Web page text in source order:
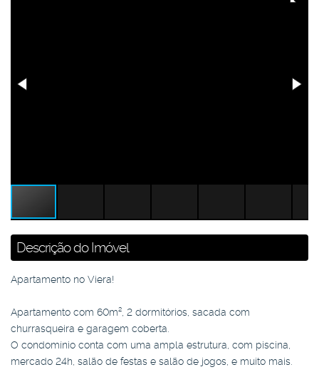
Descrição do Imóvel
Apartamento no Viera!
Apartamento com 60m², 2 dormitórios, sacada com
churrasqueira e garagem coberta.
O condomínio conta com uma ampla estrutura, com piscina,
mercado 24h, salão de festas e salão de jogos, e muito mais.